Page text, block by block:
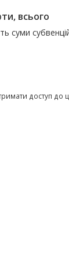
всього
суми
доступ до